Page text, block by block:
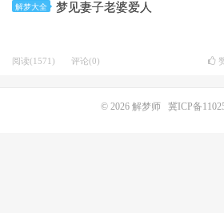
解梦大全 梦见妻子老婆爱人
阅读(1571) 评论(0)
© 2026 解梦师 冀ICP备